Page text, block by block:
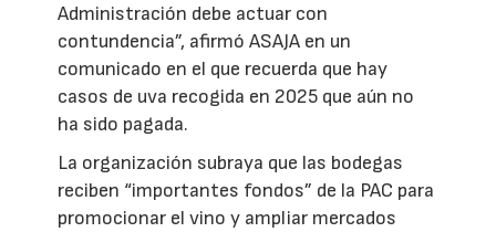
Administración debe actuar con
contundencia”, afirmó ASAJA en un
comunicado en el que recuerda que hay
casos de uva recogida en 2025 que aún no
ha sido pagada.
La organización subraya que las bodegas
reciben “importantes fondos” de la PAC para
promocionar el vino y ampliar mercados